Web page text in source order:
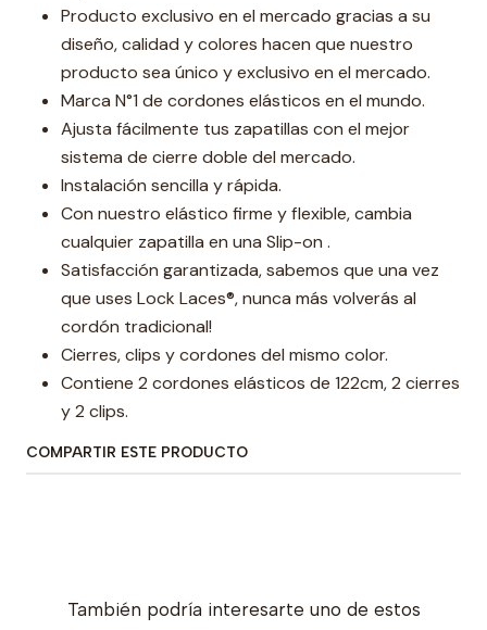
Producto exclusivo en el mercado gracias a su
diseño, calidad y colores hacen que nuestro
producto sea único y exclusivo en el mercado.
Marca N°1 de cordones elásticos en el mundo.
Ajusta fácilmente tus zapatillas con el mejor
sistema de cierre doble del mercado.
Instalación sencilla y rápida.
Con nuestro elástico firme y flexible, cambia
cualquier zapatilla en una Slip-on .
Satisfacción garantizada, sabemos que una vez
que uses Lock Laces®, nunca más volverás al
cordón tradicional!
Cierres, clips y cordones del mismo color.
Contiene 2 cordones elásticos de 122cm, 2 cierres
y 2 clips.
COMPARTIR ESTE PRODUCTO
También podría interesarte uno de estos